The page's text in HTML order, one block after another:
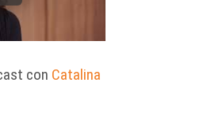
con Catalina